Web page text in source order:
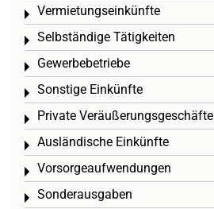
Vermietungseinkünfte
Toggle menu
Selbständige Tätigkeiten
Toggle menu
Gewerbebetriebe
Toggle menu
Sonstige Einkünfte
Toggle menu
Private Veräußerungsgeschäfte
Toggle menu
Ausländische Einkünfte
Toggle menu
Vorsorgeaufwendungen
Toggle menu
Sonderausgaben
Toggle menu